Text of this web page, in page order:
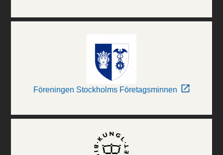
Föreningen Stockholms Företagsminnen